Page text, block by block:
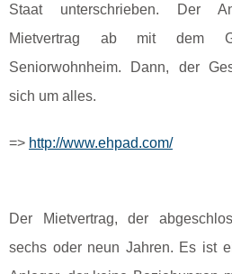
Staat unterschrieben. Der
Mietvertrag ab mit dem
Seniorwohnheim. Dann, der
sich um alles.
=> http://www.ehpad.com/
Der Mietvertrag, der
sechs oder neun Jahren. Es ist